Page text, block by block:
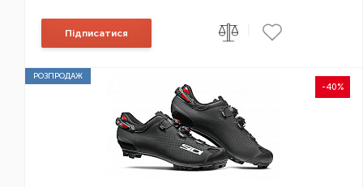
Підписатися
РОЗПРОДАЖ
-40%